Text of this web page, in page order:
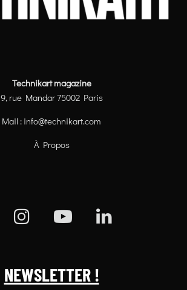
Technikart magazine
9, rue Mandar 75002 Paris
Mail : info@technikart.com
À Propos
NEWSLETTER !